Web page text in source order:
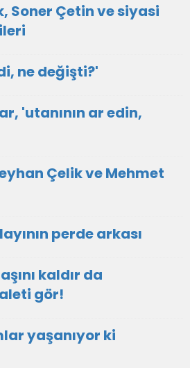
Soner Çetin ve siyasi
ne değişti?'
'utanının ar edin,
Çelik ve Mehmet
perde arkası
kaldır da
gör!
yaşanıyor ki